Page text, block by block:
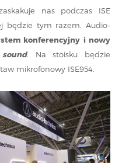
nas podczas ISE
będzie tym razem. Audio-
konferencyjny i nowy
. Na stoisku będzie
mikrofonowy ISE954.